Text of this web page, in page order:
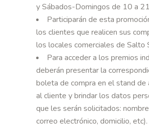
y Sábados-Domingos de 10 a
Participarán de esta
los clientes que realicen sus
los locales comerciales de Salto
Para acceder a los premios
deberán presentar la
boleta de compra en el stand de
al cliente y brindar los datos
que les serán solicitados:
correo electrónico, domicilio, etc).